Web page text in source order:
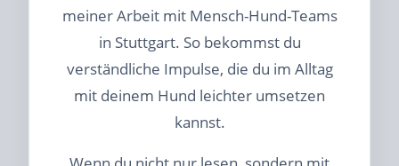
meiner Arbeit mit Mensch-Hund-Teams
in Stuttgart. So bekommst du
verständliche Impulse, die du im Alltag
mit deinem Hund leichter umsetzen
kannst.